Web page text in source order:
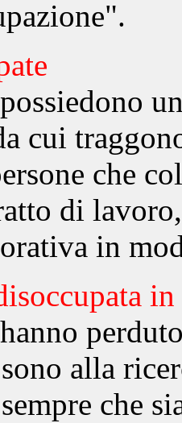
cui
che
di
in
alla
che